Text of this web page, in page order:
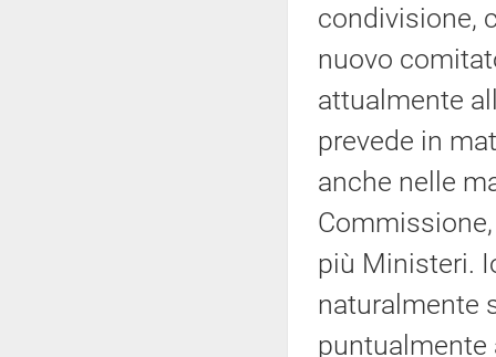
condivisione,
nuovo
attualmente
prevede in
anche nelle
più Ministeri.
naturalmente
puntualmente